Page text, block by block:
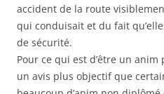
accident de la route
qui conduisait et du fait
de sécurité.
Pour ce qui est d’être un
un avis plus objectif que